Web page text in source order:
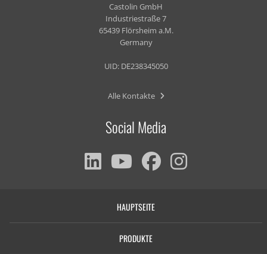
Castolin GmbH
Industriestraße 7
65439 Flörsheim a.M.
Germany
UID: DE238345050
Alle Kontakte
Social Media
HAUPTSEITE
PRODUKTE